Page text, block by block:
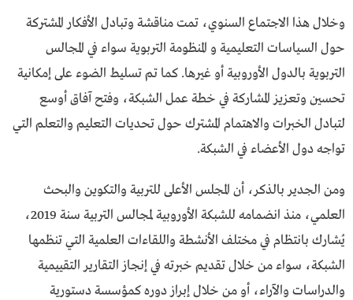
وخلال هذا الاجتماع السنوي، تمت مناقشة وتبادل الأفكار المشتركة
حول السياسات التعليمية و المنظومة التربوية سواء في المجالس
التربوية بالدول الأوروبية أو غيرها. كما تم تسليط الضوء على إمكانية
تحسين وتعزيز المشاركة في خطة عمل الشبكة، وفتح آفاق أوسع
لتبادل الخبرات والاهتمام المشترك حول تحديات التعليم والتعلم التي
تواجه دول الأعضاء في الشبكة.
ومن الجدير بالذكر، أن المجلس الأعلى للتربية والتكوين والبحث
العلمي، منذ انضمامه للشبكة الأوروبية لمجالس التربية سنة 2019،
يُشارك بانتظام في مختلف الأنشطة واللقاءات العلمية التي تنظمها
الشبكة، سواء من خلال تقديم خبرته في إنجاز التقارير التقييمية
والدراسات والآراء، أو من خلال إبراز دوره كمؤسسة دستورية